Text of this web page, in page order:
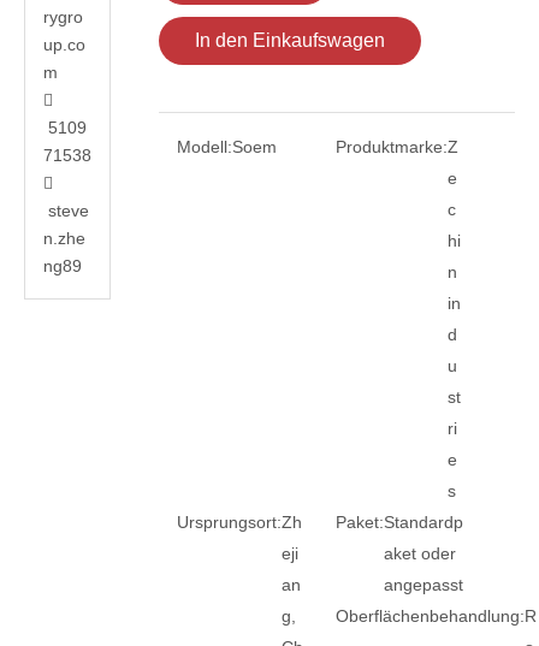
rygro
up.co
m

5109
71538

steve
n.zhe
ng89
In den Einkaufswagen
Modell:Soem Produktmarke:Z
e
c
hi
n
in
d
u
st
ri
e
s
Ursprungsort:Zh
eji
an
g,
Paket:Standardp
aket oder
angepasst
Oberflächenbehandlung:R